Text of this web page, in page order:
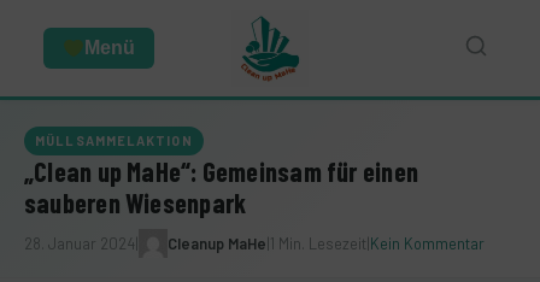
Menü
MÜLLSAMMELAKTION
„Clean up MaHe“: Gemeinsam für einen
sauberen Wiesenpark
28. Januar 2024 Cleanup MaHe 1 Min. Lesezeit Kein Kommentar